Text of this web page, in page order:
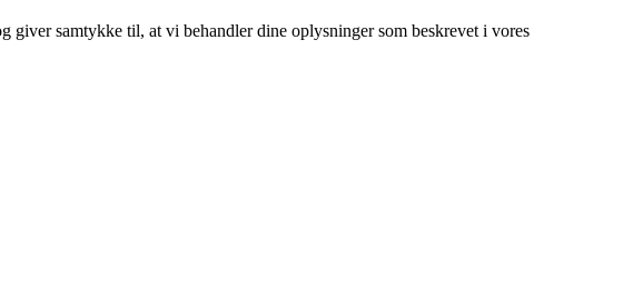
samtykke til, at vi behandler dine oplysninger som beskrevet i vores